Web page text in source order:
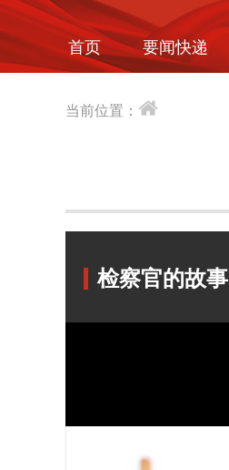
首页 要闻快递
当前位置：
检察官的故事